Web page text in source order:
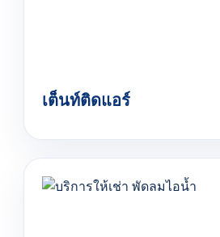
เต็นท์ติดแอร์